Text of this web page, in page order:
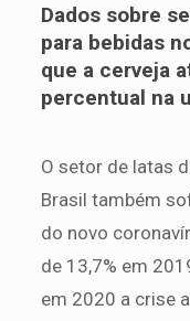
Dados sobre
para bebidas
que a cerveja
percentual na
O setor de latas
Brasil também
do novo
de 13,7% em
em 2020 a crise